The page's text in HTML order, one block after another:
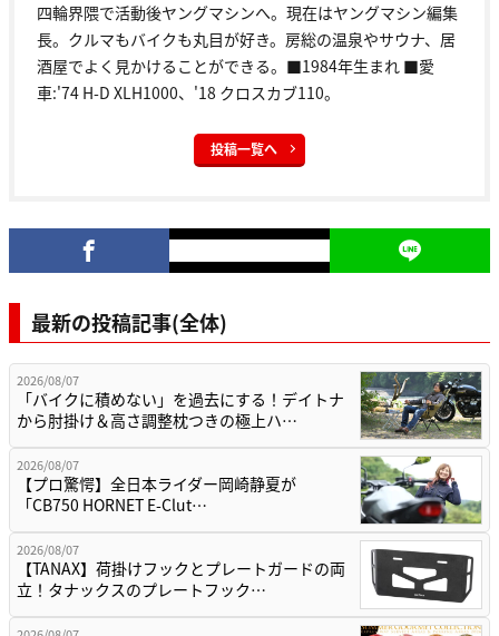
四輪界隈で活動後ヤングマシンへ。現在はヤングマシン編集
長。クルマもバイクも丸目が好き。房総の温泉やサウナ、居
酒屋でよく見かけることができる。■1984年生まれ ■愛
車:'74 H-D XLH1000、'18 クロスカブ110。
投稿一覧へ
最新の投稿記事(全体)
2026/08/07
「バイクに積めない」を過去にする！デイトナ
から肘掛け＆高さ調整枕つきの極上ハ…
2026/08/07
【プロ驚愕】全日本ライダー岡崎静夏が
「CB750 HORNET E-Clut…
2026/08/07
【TANAX】荷掛けフックとプレートガードの両
立！タナックスのプレートフック…